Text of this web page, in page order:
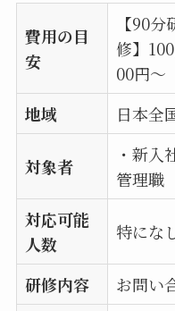
費用の目
安
【90
修】
00円～
地域
日本全
対象者
・新入
管理職
対応可能
人数
特にな
研修内容
お問い